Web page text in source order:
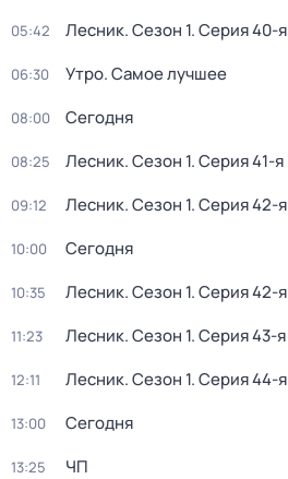
05:42 Лесник. Сезон 1. Серия 40-я
06:30 Утро. Самое лучшее
08:00 Сегодня
08:25 Лесник. Сезон 1. Серия 41-я
09:12 Лесник. Сезон 1. Серия 42-я
10:00 Сегодня
10:35 Лесник. Сезон 1. Серия 42-я
11:23 Лесник. Сезон 1. Серия 43-я
12:11 Лесник. Сезон 1. Серия 44-я
13:00 Сегодня
13:25 ЧП